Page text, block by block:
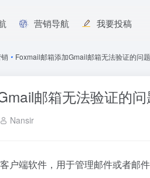
营销导航 我要投稿
• Foxmail邮箱添加Gmail邮箱无法验证的问
邮箱无法验证的
Nansir
户端软件，用于管理邮件或者邮